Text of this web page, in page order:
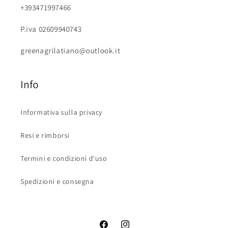
+393471997466
P.iva 02609940743
greenagrilatiano@outlook.it
Info
Informativa sulla privacy
Resi e rimborsi
Termini e condizioni d'uso
Spedizioni e consegna